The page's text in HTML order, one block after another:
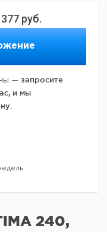
руб.
— запросите
и мы
240,